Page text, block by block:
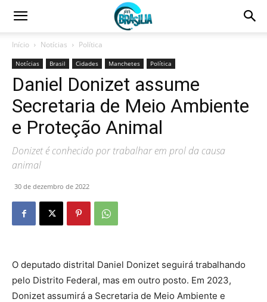
Início Notícias Política
Notícias Brasil Cidades Manchetes Política
Daniel Donizet assume
Secretaria de Meio Ambiente
e Proteção Animal
Donizet é conhecido por trabalhar em prol da causa
animal
30 de dezembro de 2022
O deputado distrital Daniel Donizet seguirá trabalhando
pelo Distrito Federal, mas em outro posto. Em 2023,
Donizet assumirá a Secretaria de Meio Ambiente e